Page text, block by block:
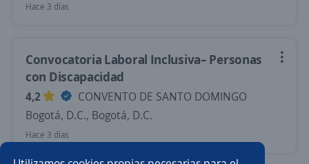
Hace 3 días
Convocatoria Laboral Inclusiva– Personas
con Discapacidad
4,2
CONVENTO DE SANTO DOMINGO
Bogotá, D.C., Bogotá, D.C.
Hace 3 días